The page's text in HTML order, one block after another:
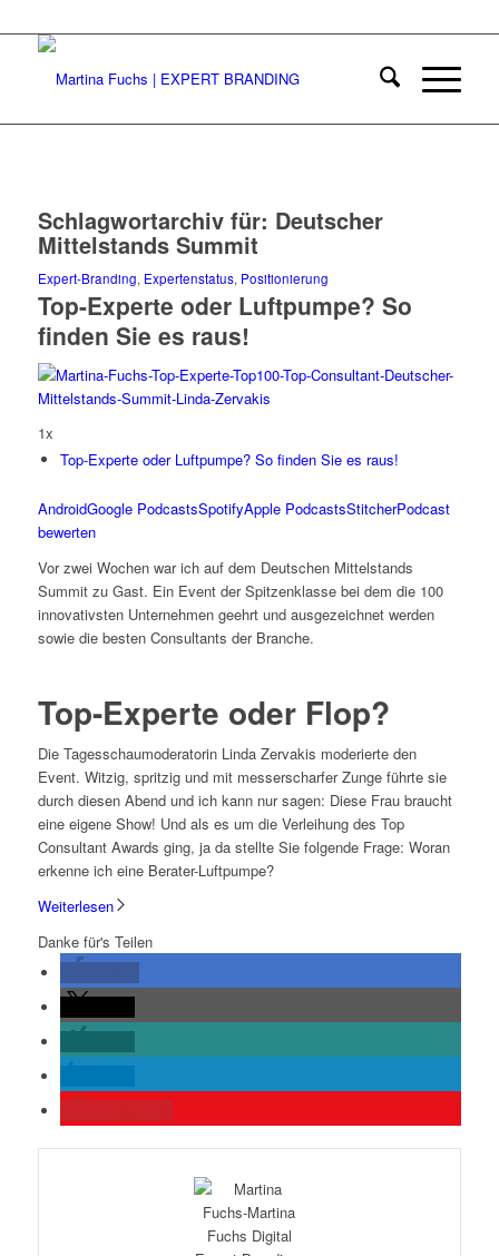
Schlagwortarchiv für: Deutscher
Mittelstands Summit
Expert-Branding, Expertenstatus, Positionierung
Top-Experte oder Luftpumpe? So
finden Sie es raus!
1x
Top-Experte oder Luftpumpe? So finden Sie es raus!
AndroidGoogle PodcastsSpotifyApple PodcastsStitcherPodcast
bewerten
Vor zwei Wochen war ich auf dem Deutschen Mittelstands
Summit zu Gast. Ein Event der Spitzenklasse bei dem die 100
innovativsten Unternehmen geehrt und ausgezeichnet werden
sowie die besten Consultants der Branche.
Top-Experte oder Flop?
Die Tagesschaumoderatorin Linda Zervakis moderierte den
Event. Witzig, spritzig und mit messerscharfer Zunge führte sie
durch diesen Abend und ich kann nur sagen: Diese Frau braucht
eine eigene Show! Und als es um die Verleihung des Top
Consultant Awards ging, ja da stellte Sie folgende Frage: Woran
erkenne ich eine Berater-Luftpumpe?
Weiterlesen
Danke für's Teilen